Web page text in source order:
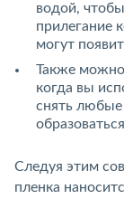
водой,
прилегание
могут
Также можно
когда вы
снять любые
Следуя этим
пленка